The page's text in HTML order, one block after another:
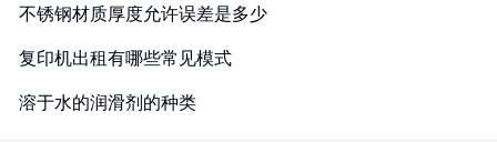
不锈钢材质厚度允许误差是多少
复印机出租有哪些常见模式
溶于水的润滑剂的种类